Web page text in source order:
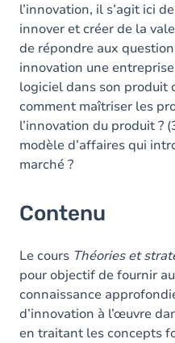
l’innovation, il s’agit ici
innover et créer de la
de répondre aux
innovation une
logiciel dans son produit
comment maîtriser les
l’innovation du produit ?
modèle d’affaires qui
marché ?
Contenu
Le cours Théories et
pour objectif de fournir
connaissance
d’innovation à l’œuvre
en traitant les concepts